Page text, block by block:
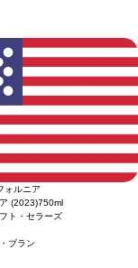
ベック、メルロー、プテ
あり価格が同様の場合は
さい。
ォルニア
(2023)750ml
ト・セラーズ
ブラン